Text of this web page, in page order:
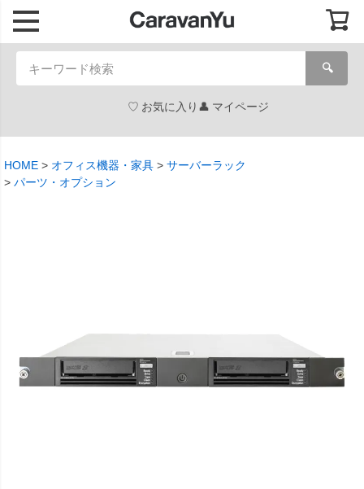
🔍
お気に入り マイページ
HOME オフィス機器・家具
サーバーラック
パーツ・オプション